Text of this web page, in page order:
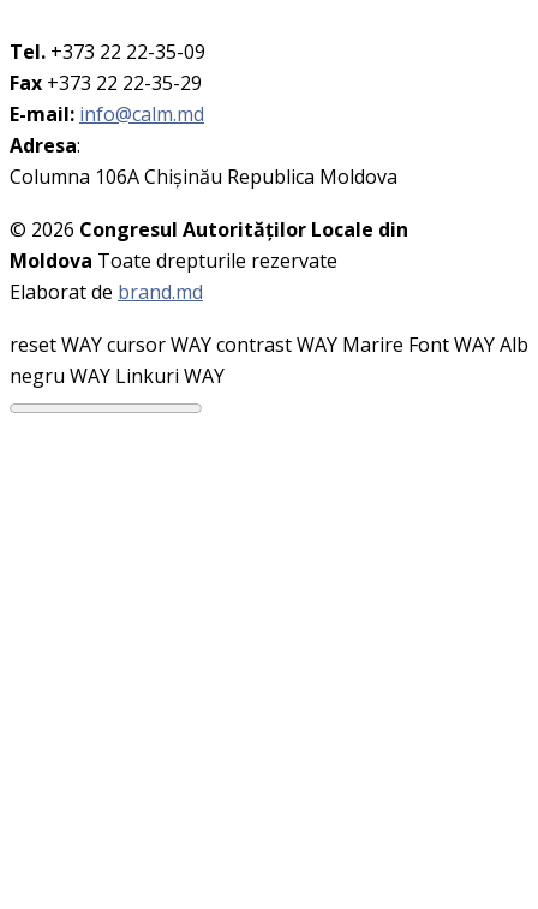
Tel. +373 22 22-35-09
Fax +373 22 22-35-29
E-mail: info@calm.md
Adresa:
Columna 106A Chişinău Republica Moldova
© 2026 Congresul Autorităţilor Locale din
Moldova Toate drepturile rezervate
Elaborat de brand.md
reset WAYcursor WAYcontrast WAY Marire Font WAYAlb
negru WAY Linkuri WAY